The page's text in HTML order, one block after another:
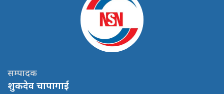
सम्पादक
शुकदेव चापागाई